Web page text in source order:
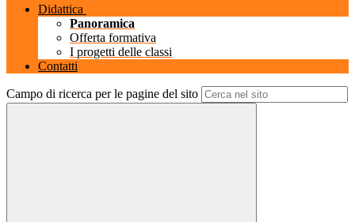
Didattica
Panoramica
Offerta formativa
I progetti delle classi
Contatti
Campo di ricerca per le pagine del sito